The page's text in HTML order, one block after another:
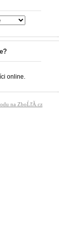
online.